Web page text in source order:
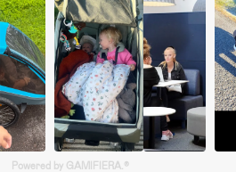
Powered by GAMIFIERA.®